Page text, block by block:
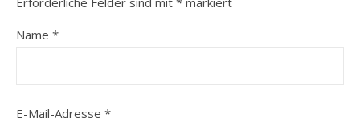
Name *
E-Mail-Adresse *